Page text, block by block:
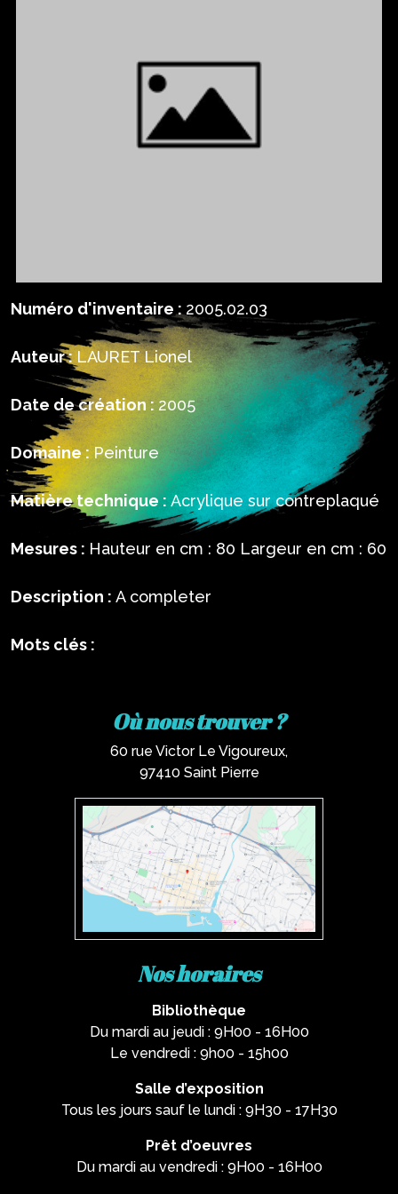
Numéro d'inventaire : 2005.02.03
Auteur : LAURET Lionel
Date de création : 2005
Domaine : Peinture
Matière technique :Acrylique sur contreplaqué
Mesures : Hauteur en cm : 80 Largeur en cm : 60
Description : A completer
Mots clés :
Où nous trouver ?
60 rue Victor Le Vigoureux,
97410 Saint Pierre
Nos horaires
Bibliothèque
Du mardi au jeudi : 9H00 - 16H00
Le vendredi : 9h00 - 15h00
Salle d’exposition
Tous les jours sauf le lundi : 9H30 - 17H30
Prêt d’oeuvres
Du mardi au vendredi : 9H00 - 16H00